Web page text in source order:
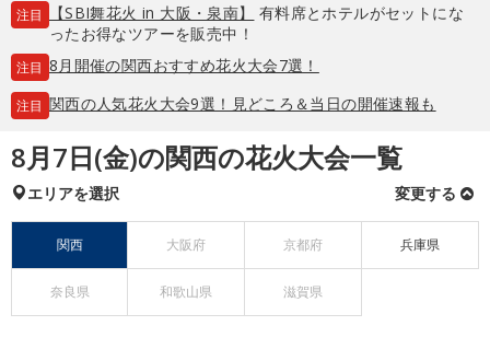
注目 【SBI舞花火 in 大阪・泉南】
有料席とホテルがセットにな
ったお得なツアーを販売中！
注目 8月開催の関西おすすめ花火大会7選！
注目 関西の人気花火大会9選！見どころ＆当日の開催速報も
8月7日(金)の関西の花火大会一覧
エリアを選択 変更する
関西 大阪府 京都府 兵庫県
奈良県 和歌山県 滋賀県